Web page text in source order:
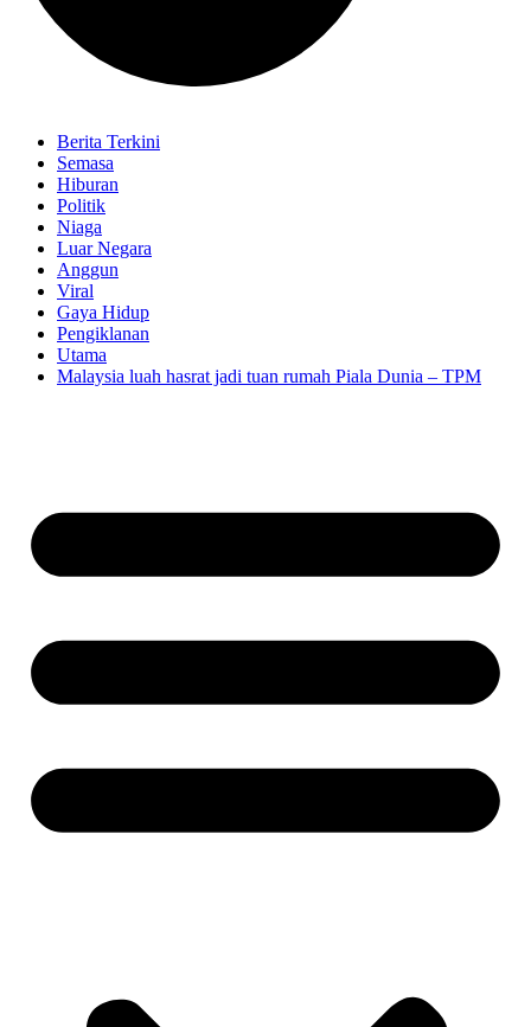
Berita Terkini
Semasa
Hiburan
Politik
Niaga
Luar Negara
Anggun
Viral
Gaya Hidup
Pengiklanan
Utama
Malaysia luah hasrat jadi tuan rumah Piala Dunia – TPM